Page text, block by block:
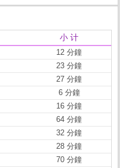
小 计
12 分鐘
23 分鐘
27 分鐘
6 分鐘
16 分鐘
64 分鐘
32 分鐘
28 分鐘
70 分鐘